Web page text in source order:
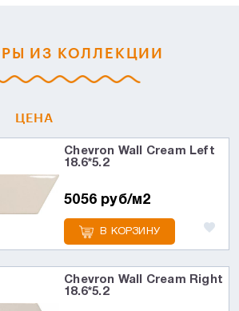
ИЗ КОЛЛЕКЦИИ
ЦЕНА
Chevron Wall Cream Left
18.6*5.2
5056 руб/м2
В КОРЗИНУ
Chevron Wall Cream Right
18.6*5.2